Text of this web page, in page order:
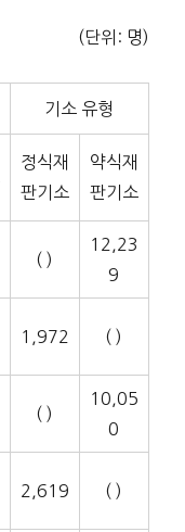
(단위: 명)
기소 유형
정식재
판기소
약식재
판기소
( )
12,23
9
1,972 ( )
( )
10,05
0
2,619 ( )